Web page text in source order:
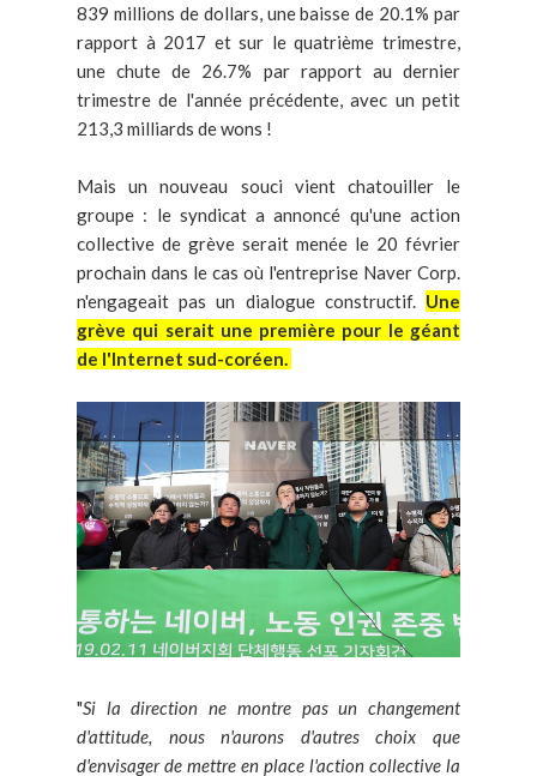
839 millions de dollars, une baisse de 20.1% par
rapport à 2017 et sur le quatrième trimestre,
une chute de 26.7% par rapport au dernier
trimestre de l'année précédente, avec un petit
213,3 milliards de wons !
Mais un nouveau souci vient chatouiller le
groupe : le syndicat a annoncé qu'une action
collective de grève serait menée le 20 février
prochain dans le cas où l'entreprise Naver Corp.
n'engageait pas un dialogue constructif. Une
grève qui serait une première pour le géant
de l'Internet sud-coréen.
"Si la direction ne montre pas un changement
d'attitude, nous n'aurons d'autres choix que
d'envisager de mettre en place l'action collective la